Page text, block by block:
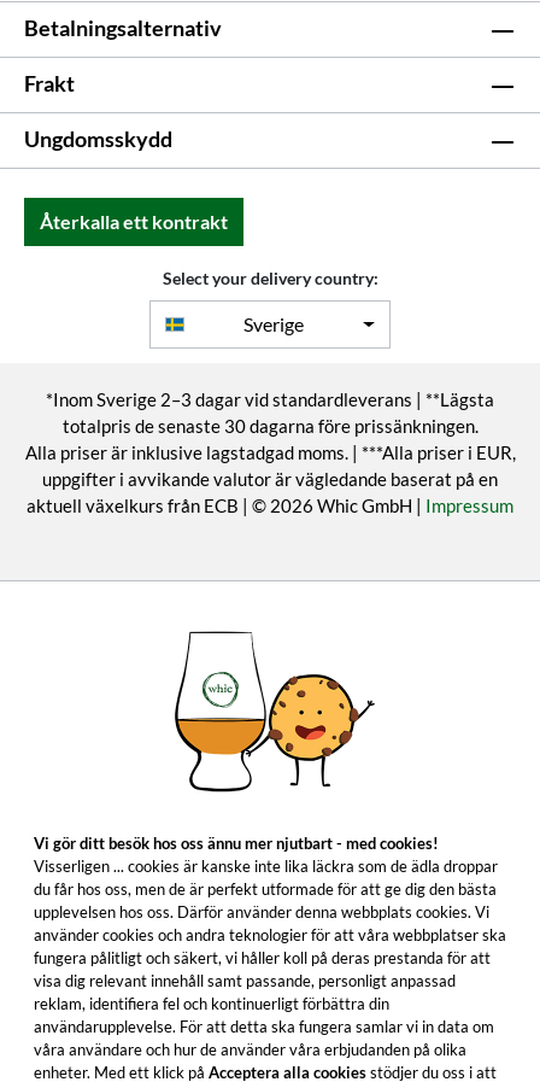
Betalningsalternativ
Frakt
Ungdomsskydd
Återkalla ett kontrakt
Select your delivery country:
Sverige
*Inom Sverige 2–3 dagar vid standardleverans | **Lägsta
totalpris de senaste 30 dagarna före prissänkningen.
Alla priser är inklusive lagstadgad moms. | ***Alla priser i EUR,
uppgifter i avvikande valutor är vägledande baserat på en
aktuell växelkurs från ECB | © 2026 Whic GmbH | Impressum
Vi gör ditt besök hos oss ännu mer njutbart - med cookies!
Visserligen ... cookies är kanske inte lika läckra som de ädla droppar
du får hos oss, men de är perfekt utformade för att ge dig den bästa
upplevelsen hos oss. Därför använder denna webbplats cookies. Vi
använder cookies och andra teknologier för att våra webbplatser ska
fungera pålitligt och säkert, vi håller koll på deras prestanda för att
visa dig relevant innehåll samt passande, personligt anpassad
reklam, identifiera fel och kontinuerligt förbättra din
användarupplevelse. För att detta ska fungera samlar vi in data om
våra användare och hur de använder våra erbjudanden på olika
enheter. Med ett klick på Acceptera alla cookiesstödjer du oss i att